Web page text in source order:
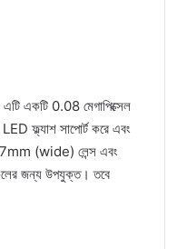
একটি 0.08 মেগাপিক্সেল
ফ্ল্যাশ সাপোর্ট করে এবং
(wide) লেন্স এবং
জন্য উপযুক্ত। তবে